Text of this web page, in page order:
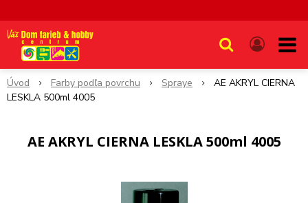
Úvod Farby podľa povrchu Spraye
AE AKRYL CIERNA
LESKLA 500ml 4005
AE AKRYL CIERNA LESKLA 500ml 4005